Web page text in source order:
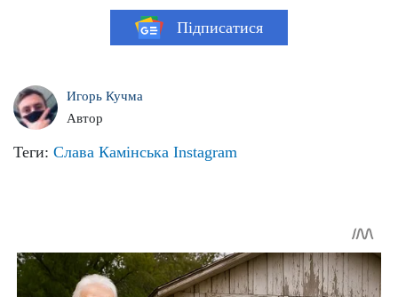
Підписатися
Игорь Кучма
Автор
Теги: Слава Камінська Instagram